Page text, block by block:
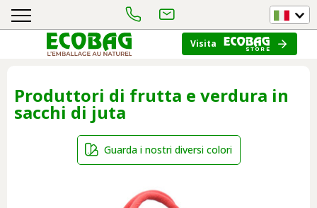
Visita
Produttori di frutta e verdura in
sacchi di juta
Guarda i nostri diversi colori